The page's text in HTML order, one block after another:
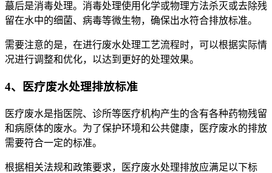
蕞后是消毒处理。消毒处理使用化学或物理方法杀灭或去除残
留在水中的细菌、病毒等微生物，确保出水符合排放标准。
需要注意的是，在进行废水处理工艺流程时，可以根据实际情
况进行调整和优化，以达到更好的处理效果。
4、医疗废水处理排放标准
医疗废水是指医院、诊所等医疗机构产生的含有各种药物残留
和病原体的废水。为了保护环境和公共健康，医疗废水的排放
需要符合一定的标准。
根据相关法规和政策要求，医疗废水处理排放应满足以下标